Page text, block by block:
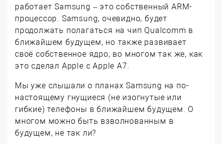
работает Samsung – это собственный ARM-
процессор. Samsung, очевидно, будет
продолжать полагаться на чип Qualcomm в
ближайшем будущем, но также развивает
своё собственное ядро, во многом так же, как
это сделал Apple c Apple A7.
Мы уже слышали о планах Samsung на по-
настоящему гнущиеся (не изогнутые или
гибкие) телефоны в ближайшем будущем. О
многом можно быть взволнованным в
будущем, не так ли?